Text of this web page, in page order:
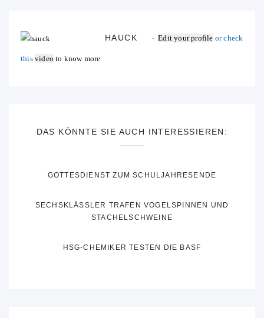
HAUCK Edit your profile or check
this video to know more
DAS KÖNNTE SIE AUCH INTERESSIEREN:
GOTTESDIENST ZUM SCHULJAHRESENDE
SECHSKLÄSSLER TRAFEN VOGELSPINNEN UND
STACHELSCHWEINE
HSG-CHEMIKER TESTEN DIE BASF